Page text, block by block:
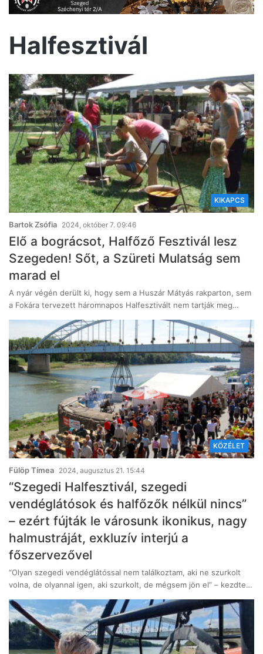
Halfesztivál
KIKAPCS
Bartok Zsófia 2024, október 7. 09:46
Elő a bográcsot, Halfőző Fesztivál lesz
Szegeden! Sőt, a Szüreti Mulatság sem
marad el
A nyár végén derült ki, hogy sem a Huszár Mátyás rakparton, sem
a Fokára tervezett háromnapos Halfesztivált nem tartják meg…
KÖZÉLET
Fülöp Tímea 2024, augusztus 21. 15:44
“Szegedi Halfesztivál, szegedi
vendéglátósok és halfőzők nélkül nincs”
– ezért fújták le városunk ikonikus, nagy
halmustráját, exkluzív interjú a
főszervezővel
“Olyan szegedi vendéglátóssal nem találkoztam, aki ne szurkolt
volna, de olyannal igen, aki szurkolt, de mégsem jön el” – kezdte…